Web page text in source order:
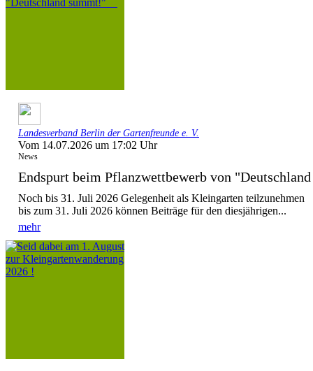
Landesverband Berlin der Gartenfreunde e. V.
Vom 14.07.2026 um 17:02 Uhr
News
Endspurt beim Pflanzwettbewerb von
Noch bis 31. Juli 2026 Gelegenheit als Kleingarten
bis zum 31. Juli 2026 können Beiträge für den diesjährigen...
mehr